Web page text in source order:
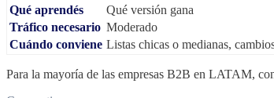
Qué aprendés
Qué versión gana
Tráfico necesario Moderado
Cuándo conviene Listas chicas o medianas,
Para la mayoría de las empresas B2B en LATAM,